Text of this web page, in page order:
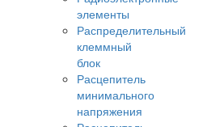
элементы
Распределительный
клеммный
блок
Расцепитель
минимального
напряжения